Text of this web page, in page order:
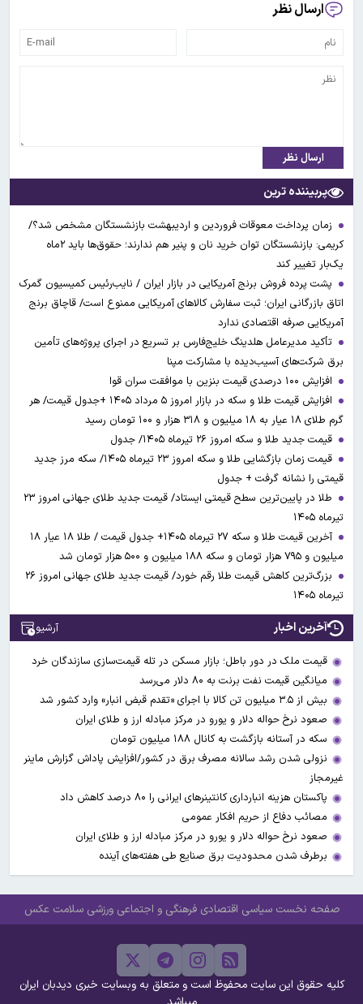
ارسال نظر
ارسال نظر
پربیننده ترین
زمان پرداخت معوقات فروردین و اردیبهشت بازنشستگان مشخص شد؟/
کریمی: بازنشستگان توان خرید نان و پنیر هم ندارند؛ حقوق‌ها باید ۲ماه
یک‌بار تغییر کند
پشت پرده فروش برنج آمریکایی در بازار ایران / نایب‌رئیس کمیسیون گمرک
اتاق بازرگانی ایران؛ ثبت سفارش کالاهای آمریکایی ممنوع است/ قاچاق برنج
آمریکایی صرفه اقتصادی ندارد
تأکید مدیرعامل هلدینگ خلیج‌فارس بر تسریع در اجرای پروژه‌های تأمین
برق شرکت‌های آسیب‌دیده با مشارکت مپنا
افزایش ۱۰۰ درصدی قیمت بنزین با موافقت سران قوا
افزایش قیمت طلا و سکه در بازار امروز ۵ مرداد ۱۴۰۵ +جدول قیمت/ هر
گرم طلای ۱۸ عیار به ۱۸ میلیون و ۳۱۸ هزار و ۱۰۰ تومان رسید
قیمت جدید طلا و سکه امروز ۲۶ تیرماه ۱۴۰۵/ جدول
قیمت زمان بازگشایی طلا و سکه امروز ۲۳ تیرماه ۱۴۰۵/ سکه مرز جدید
قیمتی را نشانه گرفت + جدول
طلا در پایین‌ترین سطح قیمتی ایستاد/ قیمت جدید طلای جهانی امروز ۲۳
تیرماه ۱۴۰۵
آخرین قیمت طلا و سکه ۲۷ تیرماه ۱۴۰۵+ جدول قیمت / طلا ۱۸ عیار ۱۸
میلیون و ۷۹۵ هزار تومان و سکه ۱۸۸ میلیون و ۵۰۰ هزار تومان شد
بزرگ‌ترین کاهش قیمت طلا رقم خورد/ قیمت جدید طلای جهانی امروز ۲۶
تیرماه ۱۴۰۵
آخرین اخبار آرشیو
قیمت ملک در دور باطل؛ بازار مسکن در تله قیمت‌سازی سازندگان خرد
میانگین قیمت نفت برنت به ۸۰ دلار می‌رسد
بیش از ۳.۵ میلیون تن کالا با اجرای «تقدم قبض انبار» وارد کشور شد
صعود نرخ حواله دلار و یورو در مرکز مبادله ارز و طلای ایران
سکه در آستانه بازگشت به کانال ۱۸۸ میلیون تومان
نزولی شدن رشد سالانه مصرف برق در کشور/افزایش پاداش گزارش ماینر
غیرمجاز
پاکستان هزینه انبارداری کانتینرهای ایرانی را ۸۰ درصد کاهش داد
مصائب دفاع از حریم افکار عمومی
صعود نرخ حواله دلار و یورو در مرکز مبادله ارز و طلای ایران
برطرف شدن محدودیت‌ برق صنایع طی هفته‌های آینده
صفحه نخست سیاسی اقتصادی فرهنگی و اجتماعی ورزشی سلامت عکس
کلیه حقوق این سایت محفوظ است و متعلق به وبسایت خبری دیدبان ایران